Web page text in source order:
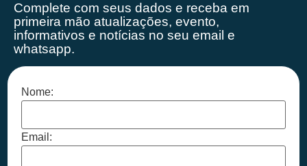
Complete com seus dados e receba em
primeira mão atualizações, evento,
informativos e notícias no seu email e
whatsapp.
Nome:
Email: